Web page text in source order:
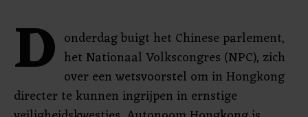
D onderdag buigt het Chinese parlement,
het Nationaal Volkscongres (NPC), zich
over een wetsvoorstel om in Hongkong
directer te kunnen ingrijpen in ernstige